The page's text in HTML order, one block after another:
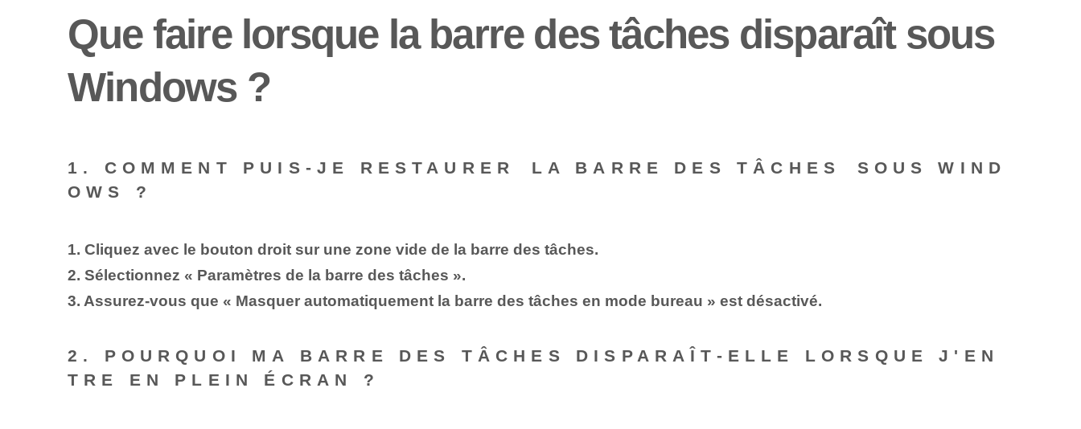
Que faire lorsque la barre des tâches disparaît sous
Windows ?
1. COMMENT PUIS-JE RESTAURER ⁢LA BARRE DES TÂCHES⁤ SOUS WIND
OWS ?
1. Cliquez avec le bouton droit sur une zone vide de la barre des tâches.
2. Sélectionnez « Paramètres de la barre des tâches ».
3. Assurez-vous que « Masquer automatiquement la barre des tâches en mode bureau » est désactivé.
2. POURQUOI MA BARRE DES TÂCHES DISPARAÎT-ELLE LORSQUE J'EN
TRE EN PLEIN ÉCRAN ?